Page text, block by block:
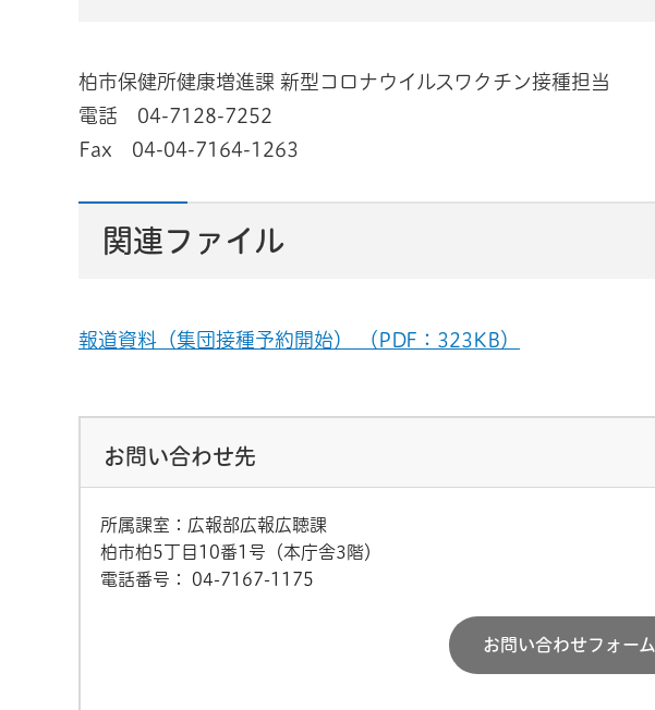
柏市保健所健康増進課 新型コロナウイルスワクチン接種担当
電話 04-7128-7252
Fax 04-04-7164-1263
関連ファイル
報道資料（集団接種予約開始） （PDF：323KB）
お問い合わせ先
所属課室：広報部広報広聴課
柏市柏5丁目10番1号（本庁舎3階）
電話番号：
04-7167-1175
お問い合わせフォーム